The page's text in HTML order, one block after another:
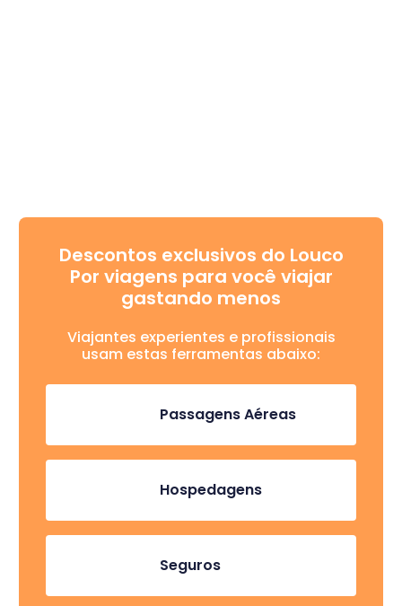
Descontos exclusivos do Louco
Por viagens para você viajar
gastando menos
Viajantes experientes e profissionais
usam estas ferramentas abaixo:
Passagens Aéreas
Hospedagens
Seguros